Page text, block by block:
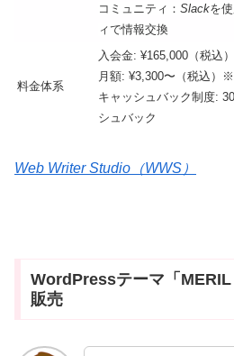
コミュニティ： Slackを
ィで情報交換
料金体系
入会金: ¥165,000（税込
月額: ¥3,300〜（税込）
キャッシュバック制度:
シュバック
Web Writer Studio（WWS）
WordPressテーマ「MERIL
販売